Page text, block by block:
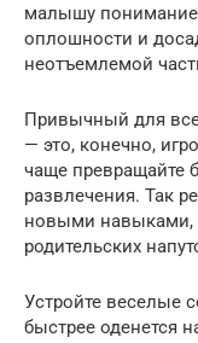
малышу понимание
оплошности и
неотъемлемой
Привычный для
— это, конечно,
чаще превращайте
развлечения. Так
новыми навыками,
родительских
Устройте веселые
быстрее оденется